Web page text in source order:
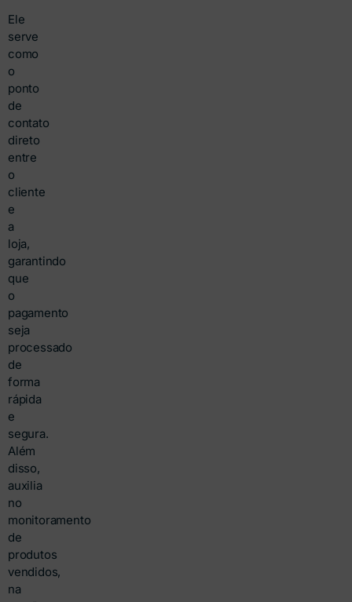
Ele
serve
como
o
ponto
de
contato
direto
entre
o
cliente
e
a
loja,
garantindo
que
o
pagamento
seja
processado
de
forma
rápida
e
segura.
Além
disso,
auxilia
no
monitoramento
de
produtos
vendidos,
na